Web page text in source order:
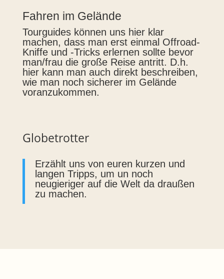
Fahren im Gelände
Tourguides können uns hier klar
machen, dass man erst einmal Offroad-
Kniffe und -Tricks erlernen sollte bevor
man/frau die große Reise antritt. D.h.
hier kann man auch direkt beschreiben,
wie man noch sicherer im Gelände
voranzukommen.
Globetrotter
Erzählt uns von euren kurzen und
langen Tripps, um un noch
neugieriger auf die Welt da draußen
zu machen.